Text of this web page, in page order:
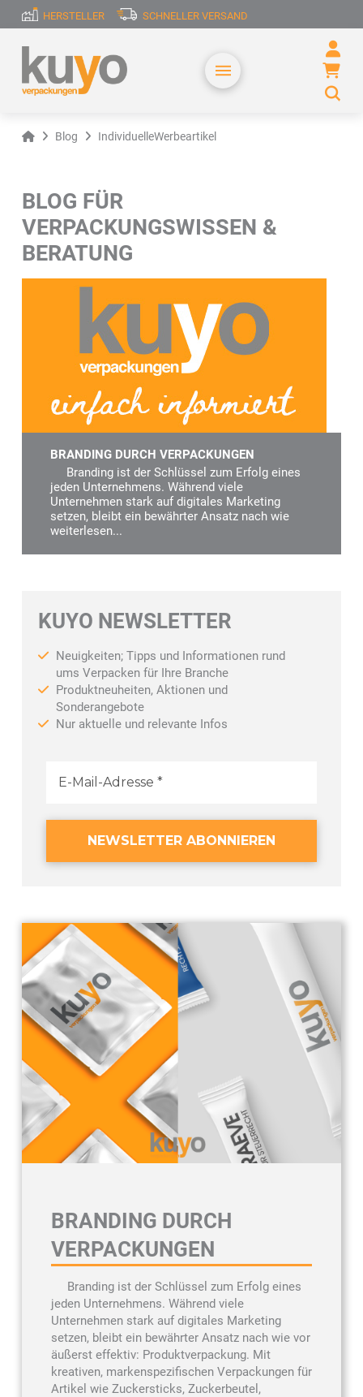
HERSTELLER SCHNELLER VERSAND
HomeBlog IndividuelleWerbeartikel
BLOG FÜR
VERPACKUNGSWISSEN &
BERATUNG
BRANDING DURCH VERPACKUNGEN
Branding ist der Schlüssel zum Erfolg eines
jeden Unternehmens. Während viele
Unternehmen stark auf digitales Marketing
setzen, bleibt ein bewährter Ansatz nach wie
weiterlesen...
KUYO NEWSLETTER
Neuigkeiten; Tipps und Informationen rund
ums Verpacken für Ihre Branche
Produktneuheiten, Aktionen und
Sonderangebote
Nur aktuelle und relevante Infos
BRANDING DURCH
VERPACKUNGEN
Branding ist der Schlüssel zum Erfolg eines
jeden Unternehmens. Während viele
Unternehmen stark auf digitales Marketing
setzen, bleibt ein bewährter Ansatz nach wie vor
äußerst effektiv: Produktverpackung. Mit
kreativen, markenspezifischen Verpackungen für
Artikel wie Zuckersticks, Zuckerbeutel,